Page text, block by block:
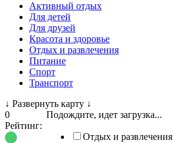
Активный отдых
Для детей
Для друзей
Красота и здоровье
Отдых и развлечения
Питание
Спорт
Транспорт
↓ Развернуть карту ↓
Подождите, идет загрузка...
Отдых и развлечения
0
Рейтинг: